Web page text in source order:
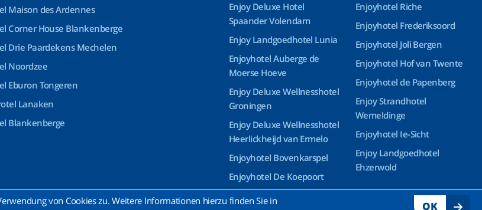
von Cookies zu. Weitere Informationen hierzu finden Sie in
OK
Maison des Ardennes
Corner House Blankenberge
Drie Paardekens Mechelen
Noordzee
Eburon Tongeren
Lanaken
Blankenberge
Enjoy Deluxe Hotel
Spaander Volendam
Enjoy Landgoedhotel Lunia
Enjoyhotel Auberge de
Moerse Hoeve
Enjoy Deluxe Wellnesshotel
Groningen
Enjoy Deluxe Wellnesshotel
Heerlickheijd van Ermelo
Enjoyhotel Bovenkarspel
Enjoyhotel De Koepoort
Enjoyhotel Ruyghe Venne
Enjoyhotel Riche
Enjoyhotel Frederiksoord
Enjoyhotel Joli Bergen
Enjoyhotel Hof van Twente
Enjoyhotel de Papenberg
Enjoy Strandhotel
Wemeldinge
Enjoyhotel Ie-Sicht
Enjoy Landgoedhotel
Ehzerwold